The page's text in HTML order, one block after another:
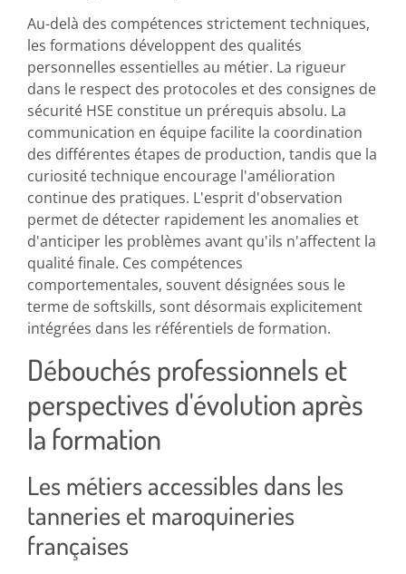
Au-delà des compétences strictement techniques,
les formations développent des qualités
personnelles essentielles au métier. La rigueur
dans le respect des protocoles et des consignes de
sécurité HSE constitue un prérequis absolu. La
communication en équipe facilite la coordination
des différentes étapes de production, tandis que la
curiosité technique encourage l'amélioration
continue des pratiques. L'esprit d'observation
permet de détecter rapidement les anomalies et
d'anticiper les problèmes avant qu'ils n'affectent la
qualité finale. Ces compétences
comportementales, souvent désignées sous le
terme de softskills, sont désormais explicitement
intégrées dans les référentiels de formation.
Débouchés professionnels et
perspectives d'évolution après
la formation
Les métiers accessibles dans les
tanneries et maroquineries
françaises